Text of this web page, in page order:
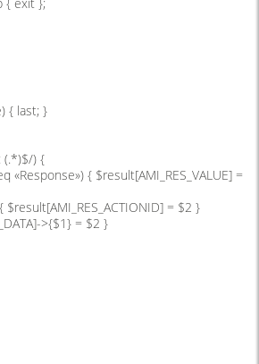
{ exit };
{ last; }
(.*)$/) {
«Response») { $result[AMI_RES_VALUE] =
= $2 }
>{$1} = $2 }